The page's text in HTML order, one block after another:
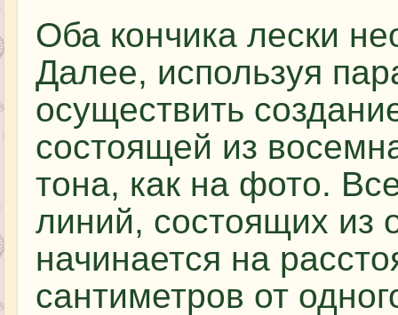
Оба кончика лески
Далее, используя
осуществить
состоящей из
тона, как на фото.
линий, состоящих из
начинается на
сантиметров от